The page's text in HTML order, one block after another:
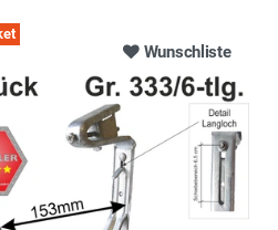
Wunschliste